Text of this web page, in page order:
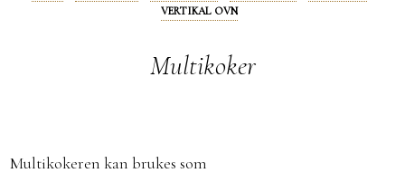
VERTIKAL OVN
Multikoker
Multikokeren kan brukes som